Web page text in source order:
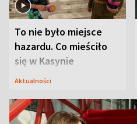
To nie było miejsce
hazardu. Co mieściło
się w Kasynie
Oficerskim?
Aktualności